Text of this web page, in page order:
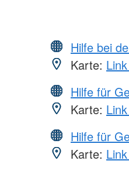
Hilfe bei
Karte:
Hilfe für
Karte:
Hilfe für
Karte: